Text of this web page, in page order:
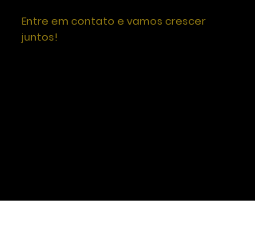
Entre em contato e vamos crescer
juntos!